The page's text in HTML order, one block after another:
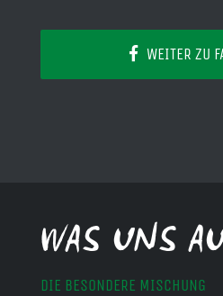
WEITER ZU
WAS UNS
DIE BESONDERE MISCHUNG